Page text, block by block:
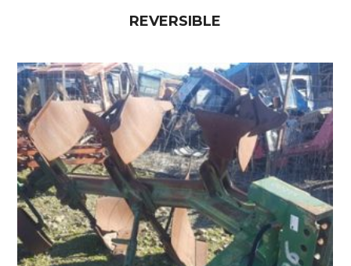
REVERSIBLE